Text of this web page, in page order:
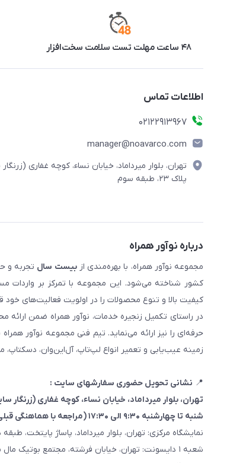
۴۸ ساعت مهلت تست سلامت سخت‌افزار
اطلاعات تماس
02122913967
manager@noavarco.com
تهران، بلوار میرداماد، خیابان نساء، کوچه غفاری
پلاک ۲۳، طبقه سوم
درباره نوآور همراه
مجموعه نوآور همراه، با بهره‌مندی ازبیست سال تجربه و
کیفیت بالا و تنوع محصولات را در اولویت فعالیت‌های خود
در راستای تکمیل زنجیره خدمات، نوآور همراه ضمن
حرفه‌ای را نیز ارائه می‌نماید. تیم فنی مجموعه نوآور
زمینه عیب‌یابی و تعمیر انواع لپ‌تاپ، آل‌این‌وان، دسکتاپ،
📍 نشانی تحویل حضوری سفارشهای سایت :
تهران، بلوار میرداماد، خیابان نساء، کوچه غفاری (زرنگار
شنبه تا چهارشنبه ۹:۳۰ الی ۱۷:۳۰ (مراجعه با هماهنگی قبلی)
نمایشگاه مرکزی: تهران، بلوار میرداماد، پاساژ پایتخت، طبقه
شعبه ۱ دایسونت: تهران، خیابان فرشته، مجتمع بوتیک مال ملل، طبقه همکف، واحد ۷